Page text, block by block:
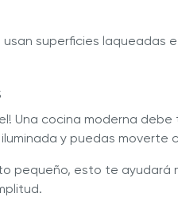
superficies laqueadas
Una cocina moderna
y puedas
pequeño, esto te ayudará